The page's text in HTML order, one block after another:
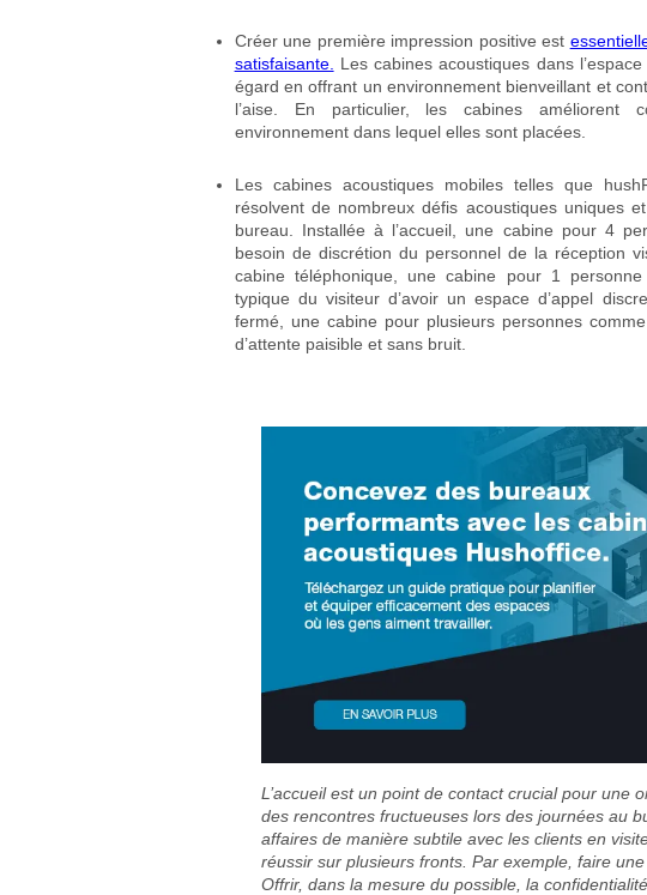
Créer une première impression positive est
satisfaisante.
Les cabines acoustiques dans
égard en offrant un environnement bienveillant et
l’aise. En particulier, les cabines améliorent
environnement dans lequel elles sont placées.
Les cabines acoustiques mobiles telles que
résolvent de nombreux défis acoustiques uniques
bureau. Installée à l’accueil, une cabine pour 4
besoin de discrétion du personnel de la réception
cabine téléphonique, une cabine pour 1 personne
typique du visiteur d’avoir un espace d’appel
fermé, une cabine pour plusieurs personnes comme
d’attente paisible et sans bruit.
L’accueil est un point de contact crucial pour une
des rencontres fructueuses lors des journées au
affaires de manière subtile avec les clients en
réussir sur plusieurs fronts. Par exemple, faire
Offrir, dans la mesure du possible, la